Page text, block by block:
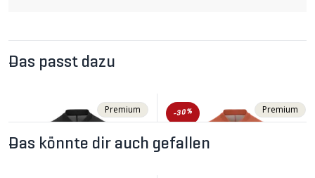
Das passt dazu
Premium -30% Premium
Das könnte dir auch gefallen